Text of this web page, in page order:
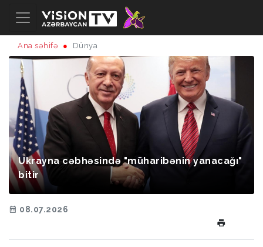
Ana səhifə Dünya
Ukrayna cəbhəsində "müharibənin yanacağı"
bitir
08.07.2026